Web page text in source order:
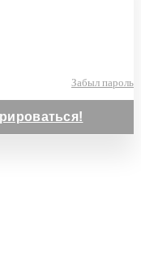
Забыл пароль